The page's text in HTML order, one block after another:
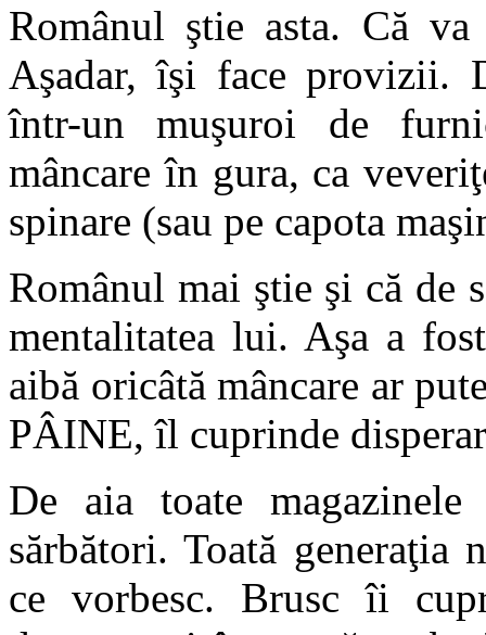
Românul ştie asta. Că
Aşadar, îşi face provizii.
într-un muşuroi de
mâncare în gura, ca
spinare (sau pe capota
Românul mai ştie şi că de
mentalitatea lui. Aşa a
aibă oricâtă mâncare ar
PÂINE, îl cuprinde
De aia toate
sărbători. Toată generaţia
ce vorbesc. Brusc îi